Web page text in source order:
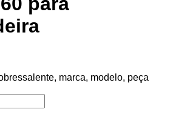
marca, modelo, peça